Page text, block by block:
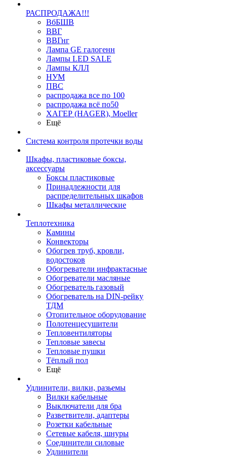
РАСПРОДАЖА!!!
ВбБШВ
ВВГ
ВВГнг
Лампа GE галогенн
Лампы LED SALE
Лампы КЛЛ
НУМ
ПВС
распродажа все по 100
распродажа всё по50
ХАГЕР (HAGER), Moeller
Ещё
Система контроля протечки воды
Шкафы, пластиковые боксы,
аксессуары
Боксы пластиковые
Принадлежности для
распределительных шкафов
Шкафы металлические
Теплотехника
Камины
Конвекторы
Обогрев труб, кровли,
водостоков
Обогреватели инфрактасные
Обогреватели масляные
Обогреватель газовый
Обогреватель на DIN-рейку
ТДМ
Отопительное оборудование
Полотенцесушители
Тепловентиляторы
Тепловые завесы
Тепловые пушки
Тёплый пол
Ещё
Удлинители, вилки, разьемы
Вилки кабельные
Выключатели для бра
Разветвители, адаптеры
Розетки кабельные
Сетевые кабеля, шнуры
Соединители силовые
Удлинители